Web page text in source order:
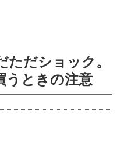
だショック。
うときの注意